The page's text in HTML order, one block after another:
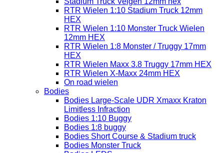
RTR Wielen 1:10 Stadium Truck 12mm
HEX
RTR Wielen 1:10 Monster Truck Wielen
12mm HEX
RTR Wielen 1:8 Monster / Truggy 17mm
HEX
RTR Wielen Maxx 3.8 Truggy 17mm HEX
RTR Wielen X-Maxx 24mm HEX
On road wielen
Bodies
Bodies Large-Scale UDR Xmaxx Kraton
Limitless Infraction
Bodies 1:10 Buggy
Bodies 1:8 buggy
Bodies Short Course & Stadium truck
Bodies Monster Truck